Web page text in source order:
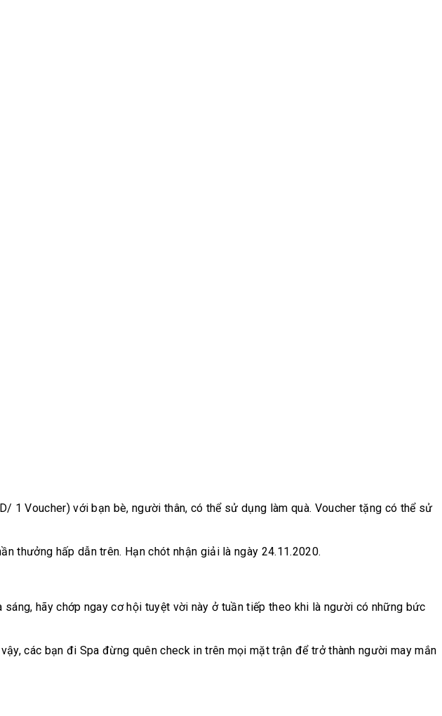
1 Voucher) với bạn bè, người thân, có thể sử dụng làm quà. Voucher tặng có thể sử
thưởng hấp dẫn trên. Hạn chót nhận giải là ngày 24.11.2020.
hãy chớp ngay cơ hội tuyệt vời này ở tuần tiếp theo khi là người có những bức
các bạn đi Spa đừng quên check in trên mọi mặt trận để trở thành người may mắn